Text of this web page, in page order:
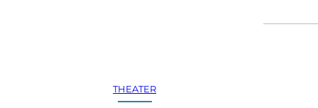
L
S
THEATER